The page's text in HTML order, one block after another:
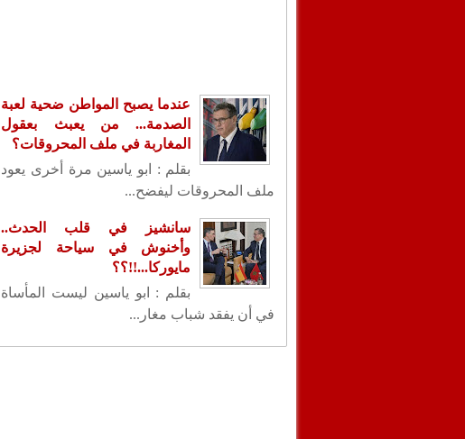
عندما يصبح المواطن ضحية لعبة
الصدمة... من يعبث بعقول
المغاربة في ملف المحروقات؟
بقلم : ابو ياسين مرة أخرى يعود
ملف المحروقات ليفضح...
سانشيز في قلب الحدث..
وأخنوش في سياحة لجزيرة
مايوركا...!!؟؟
بقلم : ابو ياسين ليست المأساة
في أن يفقد شباب مغار...